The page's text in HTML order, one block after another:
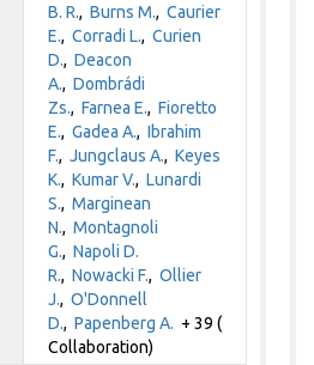
B. R.,Burns M.,Caurier
E.,Corradi L.,Curien
D.,Deacon
A.,Dombrádi
Zs.,Farnea E.,Fioretto
E.,Gadea A.,Ibrahim
F.,Jungclaus A.,Keyes
K.,Kumar V.,Lunardi
S.,Marginean
N.,Montagnoli
G.,Napoli D.
R.,Nowacki F.,Ollier
J.,O'Donnell
D.,Papenberg A. + 39 (
Collaboration)